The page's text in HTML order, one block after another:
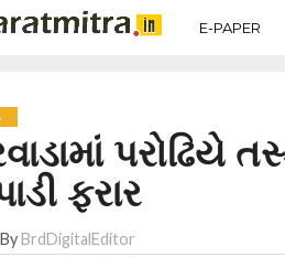
E-PAPER
પરોઢિયે
ફરાર
By BrdDigitalEditor